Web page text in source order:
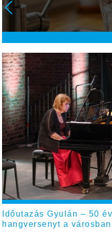
Időutazás Gyulán – 50
hangversenyt a